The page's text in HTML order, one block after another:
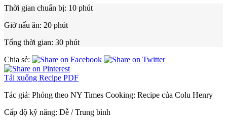
Thời gian chuẩn bị: 10 phút
Giờ nấu ăn: 20 phút
Tổng thời gian: 30 phút
Chia sẻ:
Tải xuống Recipe PDF
Tác giả: Phỏng theo NY Times Cooking: Recipe của Colu Henry
Cấp độ kỹ năng: Dễ / Trung bình